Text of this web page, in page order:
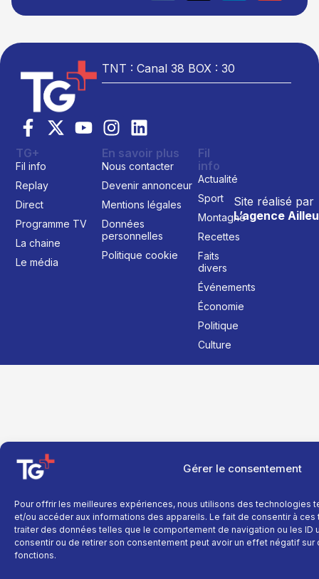
Gérer le consentement
Pour offrir les meilleures expériences, nous utilisons des technologies
et/ou accéder aux informations des appareils. Le fait de consentir à
traiter des données telles que le comportement de navigation ou les ID
consentir ou de retirer son consentement peut avoir un effet négatif
fonctions.
TNT : Canal 38 BOX : 30
Site réalisé par
L’agence
TG+
Fil info
Replay
Direct
Programme TV
La chaine
Le média
En savoir plus
Nous contacter
Devenir annonceur
Mentions légales
Données
personnelles
Politique cookie
Fil
info
Actualité
Sport
Montagne
Recettes
Faits
divers
Événements
Économie
Politique
Culture